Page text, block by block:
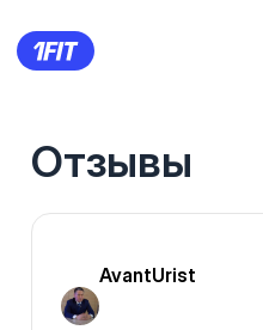
Отзывы
AvantUrist